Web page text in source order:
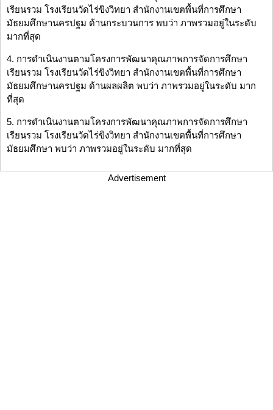
เรียนรวม โรงเรียนวัดไร่ขิงวิทยา สำนักงานเขตพื้นที่การศึกษา
มัธยมศึกษานครปฐม ด้านกระบวนการ พบว่า ภาพรวมอยู่ในระดับ
มากที่สุด
4. การดำเนินงานตามโครงการพัฒนาคุณภาพการจัดการศึกษา
เรียนรวม โรงเรียนวัดไร่ขิงวิทยา สำนักงานเขตพื้นที่การศึกษา
มัธยมศึกษานครปฐม ด้านผลผลิต พบว่า ภาพรวมอยู่ในระดับ มาก
ที่สุด
5. การดำเนินงานตามโครงการพัฒนาคุณภาพการจัดการศึกษา
เรียนรวม โรงเรียนวัดไร่ขิงวิทยา สำนักงานเขตพื้นที่การศึกษา
มัธยมศึกษา พบว่า ภาพรวมอยู่ในระดับ มากที่สุด
Advertisement